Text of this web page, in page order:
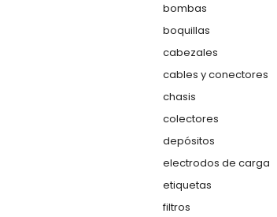
bombas
boquillas
cabezales
cables y conectores
chasis
colectores
depósitos
electrodos de carga
etiquetas
filtros